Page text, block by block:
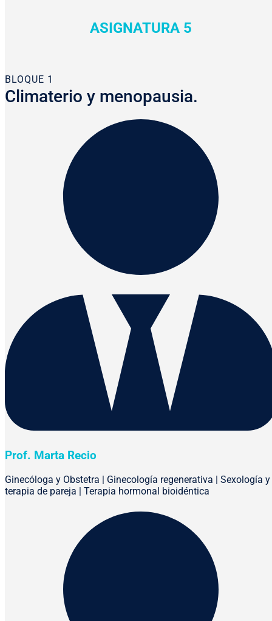
ASIGNATURA 5
BLOQUE 1
Climaterio y menopausia.
Prof. Marta Recio
Ginecóloga y Obstetra | Ginecología regenerativa | Sexología y
terapia de pareja | Terapia hormonal bioidéntica